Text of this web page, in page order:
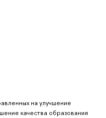
на улучшение
качества образования